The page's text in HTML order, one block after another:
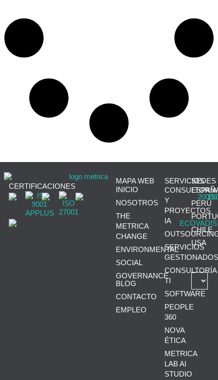
CERTIFICACIONES
MAPA WEB
INICIO
NOSOTROS
THE
METRICA
CHANGE
ENVIRONMENTAL
SOCIAL
GOVERNANCE
BLOG
CONTACTO
EMPLEO
SERVICIOS
CONSULTORÍA
Y
PROYECTOS
IA
SERVICIOS
GESTIONADOS
CONSULTORÍA
TI
SOFTWARE
PEOPLE
360
NOVA
ÉTICA
METRICA
LAB AI
STUDIO
SEDES
PERÚ
CHILE
USA